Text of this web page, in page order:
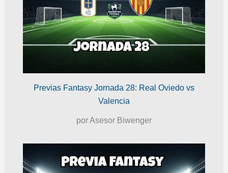
Previas Fantasy Jornada 28: Real Oviedo vs
Valencia
por Asesor Biwenger